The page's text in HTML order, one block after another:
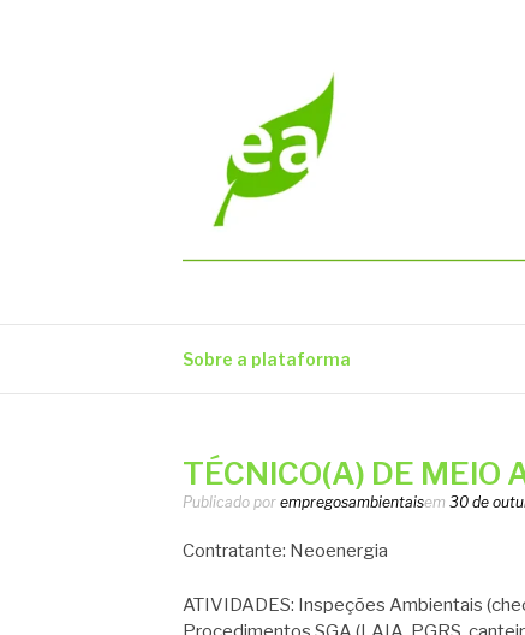
Sobre a plataforma
TÉCNICO(A) DE
Publicado por empregosambientaisem 30 de
Contratante: Neoenergia
ATIVIDADES: Inspeções Ambientais